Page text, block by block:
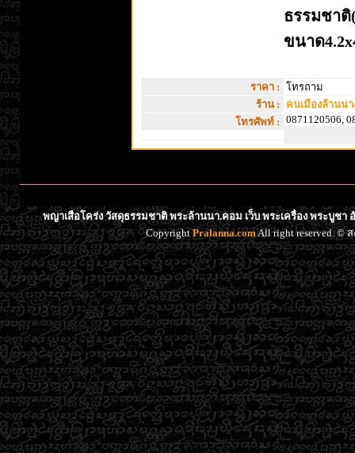
ธรรมชาติ
ขนาด
ราคา : โทรถาม
ร้าน :
คนเมืองล้านนา
โทรศัพท์ : 0871120506,
พญาเสือโคร่ง วัสดุธรรมชาติ พระล้านนา.คอม เว็บ พระเครื่อง พระบูช
CopyrightPralanna.comAll right reserved. ©